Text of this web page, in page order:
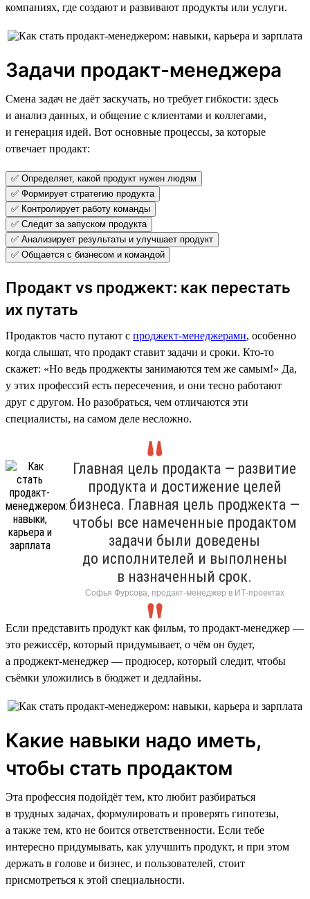
компаниях, где создают и развивают продукты или услуги.
Задачи продакт-менеджера
Смена задач не даёт заскучать, но требует гибкости: здесь
и анализ данных, и общение с клиентами и коллегами,
и генерация идей. Вот основные процессы, за которые
отвечает продакт:
✅ Определяет, какой продукт нужен людям
✅ Формирует стратегию продукта
✅ Контролирует работу команды
✅ Следит за запуском продукта
✅ Анализирует результаты и улучшает продукт
✅ Общается с бизнесом и командой
Продакт vs проджект: как перестать
их путать
Продактов часто путают с проджект-менеджерами, особенно
когда слышат, что продакт ставит задачи и сроки. Кто-то
скажет: «Но ведь проджекты занимаются тем же самым!» Да,
у этих профессий есть пересечения, и они тесно работают
друг с другом. Но разобраться, чем отличаются эти
специалисты, на самом деле несложно.
Главная цель продакта — развитие
продукта и достижение целей
бизнеса. Главная цель проджекта —
чтобы все намеченные продактом
задачи были доведены
до исполнителей и выполнены
в назначенный срок.
Софья Фурсова, продакт-менеджер в ИТ-проектах
Если представить продукт как фильм, то продакт-менеджер —
это режиссёр, который придумывает, о чём он будет,
а проджект-менеджер — продюсер, который следит, чтобы
съёмки уложились в бюджет и дедлайны.
Какие навыки надо иметь,
чтобы стать продактом
Эта профессия подойдёт тем, кто любит разбираться
в трудных задачах, формулировать и проверять гипотезы,
а также тем, кто не боится ответственности. Если тебе
интересно придумывать, как улучшить продукт, и при этом
держать в голове и бизнес, и пользователей, стоит
присмотреться к этой специальности.